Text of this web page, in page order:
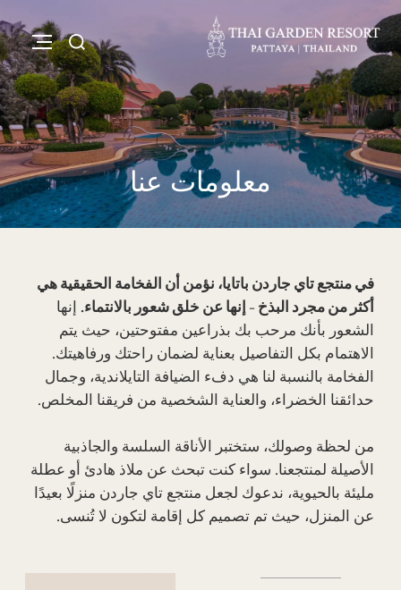
معلومات عنا
في منتجع تاي جاردن باتايا، نؤمن أن الفخامة الحقيقية هي
أكثر من مجرد البذخ - إنها عن خلق شعور بالانتماء. إنها
الشعور بأنك مرحب بك بذراعين مفتوحتين، حيث يتم
الاهتمام بكل التفاصيل بعناية لضمان راحتك ورفاهيتك.
الفخامة بالنسبة لنا هي دفء الضيافة التايلاندية، وجمال
حدائقنا الخضراء، والعناية الشخصية من فريقنا المخلص.
من لحظة وصولك، ستختبر الأناقة السلسة والجاذبية
الأصيلة لمنتجعنا. سواء كنت تبحث عن ملاذ هادئ أو عطلة
مليئة بالحيوية، ندعوك لجعل منتجع تاي جاردن منزلًا بعيدًا
عن المنزل، حيث تم تصميم كل إقامة لتكون لا تُنسى.